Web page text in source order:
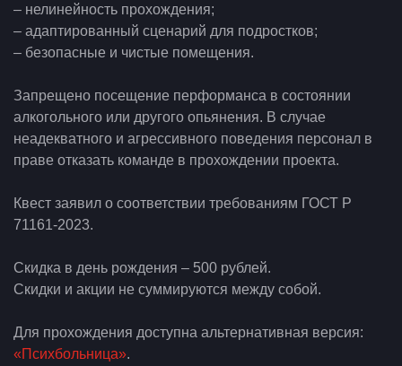
– нелинейность прохождения;
– адаптированный сценарий для подростков;
– безопасные и чистые помещения.
Запрещено посещение перформанса в состоянии
алкогольного или другого опьянения. В случае
неадекватного и агрессивного поведения персонал в
праве отказать команде в прохождении проекта.
Квест заявил о соответствии требованиям ГОСТ Р
71161-2023.
Скидка в день рождения – 500 рублей.
Скидки и акции не суммируются между собой.
Для прохождения доступна альтернативная версия:
«Психбольница».